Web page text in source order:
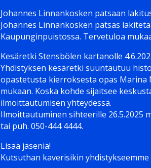
Johannes Linnankosken patsaan
Johannes Linnankosken patsas
Kaupunginpuistossa. Tervetuloa
Kesäretki Stensbölen kartanolle
Yhdistyksen kesäretki suuntautuu
opastetusta kierroksesta opas
mukaan. Koska kohde sijaitsee
ilmoittautumisen yhteydessä.
Ilmoittautuminen sihteerille 26.5.2025
tai puh. 050-444 4444.
Lisää jäseniä!
Kutsuthan kaverisikin